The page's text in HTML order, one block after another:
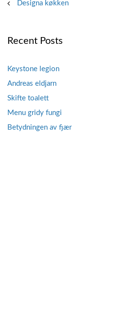
PostDesigna køkken
Recent Posts
Keystone legion
Andreas eldjarn
Skifte toalett
Menu gridy fungi
Betydningen av fjær